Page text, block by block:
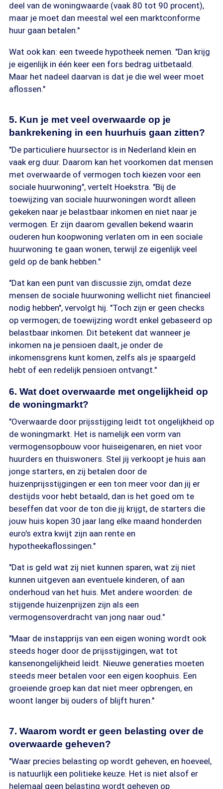
deel van de woningwaarde (vaak 80 tot 90 procent),
maar je moet dan meestal wel een marktconforme
huur gaan betalen."
Wat ook kan: een tweede hypotheek nemen. "Dan krijg
je eigenlijk in één keer een fors bedrag uitbetaald.
Maar het nadeel daarvan is dat je die wel weer moet
aflossen."
5. Kun je met veel overwaarde op je
bankrekening in een huurhuis gaan zitten?
"De particuliere huursector is in Nederland klein en
vaak erg duur. Daarom kan het voorkomen dat mensen
met overwaarde of vermogen toch kiezen voor een
sociale huurwoning", vertelt Hoekstra. "Bij de
toewijzing van sociale huurwoningen wordt alleen
gekeken naar je belastbaar inkomen en niet naar je
vermogen. Er zijn daarom gevallen bekend waarin
ouderen hun koopwoning verlaten om in een sociale
huurwoning te gaan wonen, terwijl ze eigenlijk veel
geld op de bank hebben."
"Dat kan een punt van discussie zijn, omdat deze
mensen de sociale huurwoning wellicht niet financieel
nodig hebben", vervolgt hij. "Toch zijn er geen checks
op vermogen; de toewijzing wordt enkel gebaseerd op
belastbaar inkomen. Dit betekent dat wanneer je
inkomen na je pensioen daalt, je onder de
inkomensgrens kunt komen, zelfs als je spaargeld
hebt of een redelijk pensioen ontvangt."
6. Wat doet overwaarde met ongelijkheid op
de woningmarkt?
"Overwaarde door prijsstijging leidt tot ongelijkheid op
de woningmarkt. Het is namelijk een vorm van
vermogensopbouw voor huiseigenaren, en niet voor
huurders en thuiswoners. Stel jij verkoopt je huis aan
jonge starters, en zij betalen door de
huizenprijsstijgingen er een ton meer voor dan jij er
destijds voor hebt betaald, dan is het goed om te
beseffen dat voor de ton die jij krijgt, de starters die
jouw huis kopen 30 jaar lang elke maand honderden
euro's extra kwijt zijn aan rente en
hypotheekaflossingen."
"Dat is geld wat zij niet kunnen sparen, wat zij niet
kunnen uitgeven aan eventuele kinderen, of aan
onderhoud van het huis. Met andere woorden: de
stijgende huizenprijzen zijn als een
vermogensoverdracht van jong naar oud."
"Maar de instapprijs van een eigen woning wordt ook
steeds hoger door de prijsstijgingen, wat tot
kansenongelijkheid leidt. Nieuwe generaties moeten
steeds meer betalen voor een eigen koophuis. Een
groeiende groep kan dat niet meer opbrengen, en
woont langer bij ouders of blijft huren."
7. Waarom wordt er geen belasting over de
overwaarde geheven?
"Waar precies belasting op wordt geheven, en hoeveel,
is natuurlijk een politieke keuze. Het is niet alsof er
helemaal geen belasting wordt geheven op